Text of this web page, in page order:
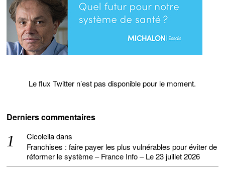
Le flux Twitter n’est pas disponible pour le moment.
Derniers commentaires
Cicolelladans
Franchises : faire payer les plus vulnérables pour éviter de
réformer le système – France Info – Le 23 juillet 2026